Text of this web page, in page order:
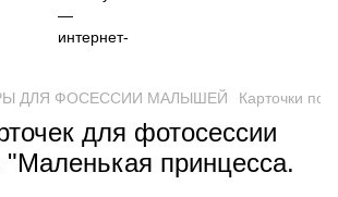
ДЛЯ ФОСЕССИИ МАЛЫШЕЙ Карточки по
для фотосессии
принцесса.